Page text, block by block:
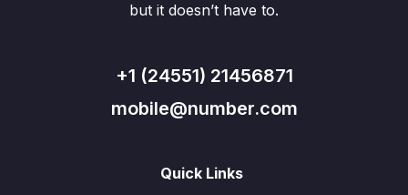
but it doesn’t have to.
+1 (24551) 21456871
mobile@number.com
Quick Links